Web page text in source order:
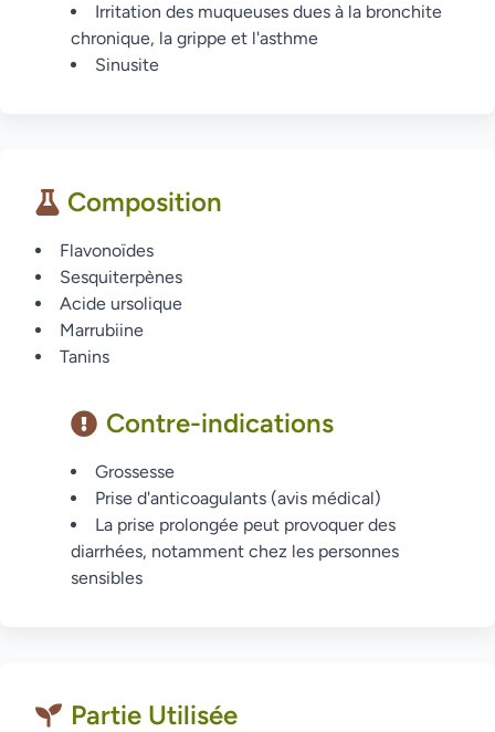
Irritation des muqueuses dues à la bronchite
chronique, la grippe et l'asthme
Sinusite
Composition
Flavonoïdes
Sesquiterpènes
Acide ursolique
Marrubiine
Tanins
Contre-indications
Grossesse
Prise d'anticoagulants (avis médical)
La prise prolongée peut provoquer des
diarrhées, notamment chez les personnes
sensibles
Partie Utilisée